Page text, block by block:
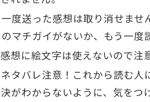
一度送った感想は取り消せませ
のマチガイがないか、もう一度
感想に絵文字は使えないので注
ネタバレ注意！これから読む人
決がわからないように、気をつ